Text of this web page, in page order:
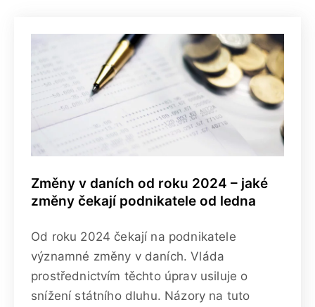
Změny v daních od roku 2024 – jaké
změny čekají podnikatele od ledna
Od roku 2024 čekají na podnikatele
významné změny v daních. Vláda
prostřednictvím těchto úprav usiluje o
snížení státního dluhu. Názory na tuto